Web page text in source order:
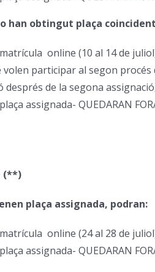
han obtingut plaça
online (10 al 14 de
volen participar al segon procés
després de la segona
assignada- QUEDARAN
(**)
plaça assignada, podran:
online (24 al 28 de
assignada- QUEDARAN